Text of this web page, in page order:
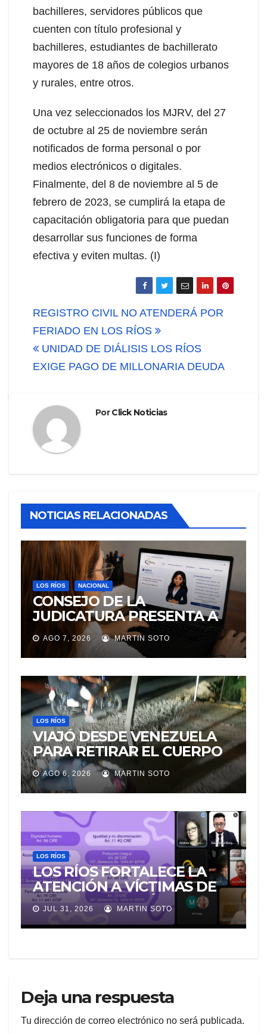
bachilleres, servidores públicos que
cuenten con título profesional y
bachilleres, estudiantes de bachillerato
mayores de 18 años de colegios urbanos
y rurales, entre otros.
Una vez seleccionados los MJRV, del 27
de octubre al 25 de noviembre serán
notificados de forma personal o por
medios electrónicos o digitales.
Finalmente, del 8 de noviembre al 5 de
febrero de 2023, se cumplirá la etapa de
capacitación obligatoria para que puedan
desarrollar sus funciones de forma
efectiva y eviten multas. (I)
Navegación
de
entradas
REGISTRO CIVIL NO ATENDERÁ POR
FERIADO EN LOS RÍOS
UNIDAD DE DIÁLISIS LOS RÍOS
EXIGE PAGO DE MILLONARIA DEUDA
PorClick Noticias
NOTICIAS RELACIONADAS
LOS RÍOS NACIONAL
CONSEJO DE LA
JUDICATURA PRESENTA A
«Adila», LA ASISTENTE
VIRTUAL QUE ORIENTA A LA
CIUDADANÍA SOBRE
TRÁMITES JUDICIALES
AGO 7, 2026 MARTIN SOTO
LOS RÍOS
VIAJÓ DESDE VENEZUELA
PARA RETIRAR EL CUERPO
DE SU MARIDO QUE
PERMANECIÓ SEIS DÍAS EN
LA MORGUE
AGO 6, 2026 MARTIN SOTO
LOS RÍOS
LOS RÍOS FORTALECE LA
ATENCIÓN A VÍCTIMAS DE
VIOLENCIA DE GÉNERO
PARA EVITAR LA
REVICTIMIZACIÓN
JUL 31, 2026 MARTIN SOTO
Deja una respuesta
Tu dirección de correo electrónico no será publicada.